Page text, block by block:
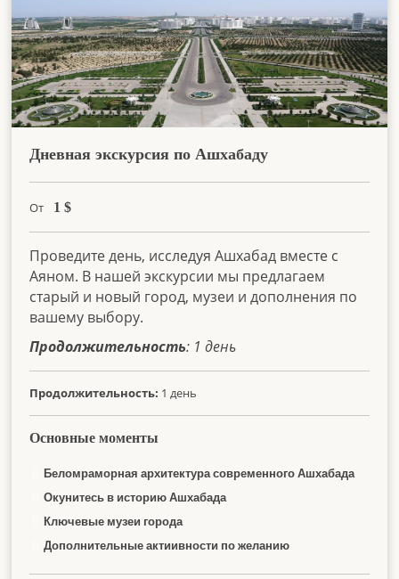
Дневная экскурсия по Ашхабаду
От 1 $
Проведите день, исследуя Ашхабад вместе с
Аяном. В нашей экскурсии мы предлагаем
старый и новый город, музеи и дополнения по
вашему выбору.
Продолжительность: 1 день
Продолжительность: 1 день
Основные моменты
Беломраморная архитектура современного Ашхабада
Окунитесь в историю Ашхабада
Ключевые музеи города
Дополнительные актиивности по желанию